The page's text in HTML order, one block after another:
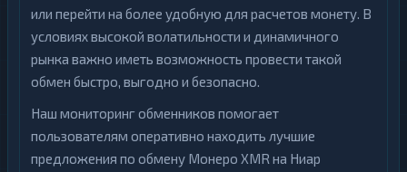
или перейти на более удобную для расчетов монету. В
условиях высокой волатильности и динамичного
рынка важно иметь возможность провести такой
обмен быстро, выгодно и безопасно.
Наш мониторинг обменников помогает
пользователям оперативно находить лучшие
предложения по обмену Монеро XMR на Ниар